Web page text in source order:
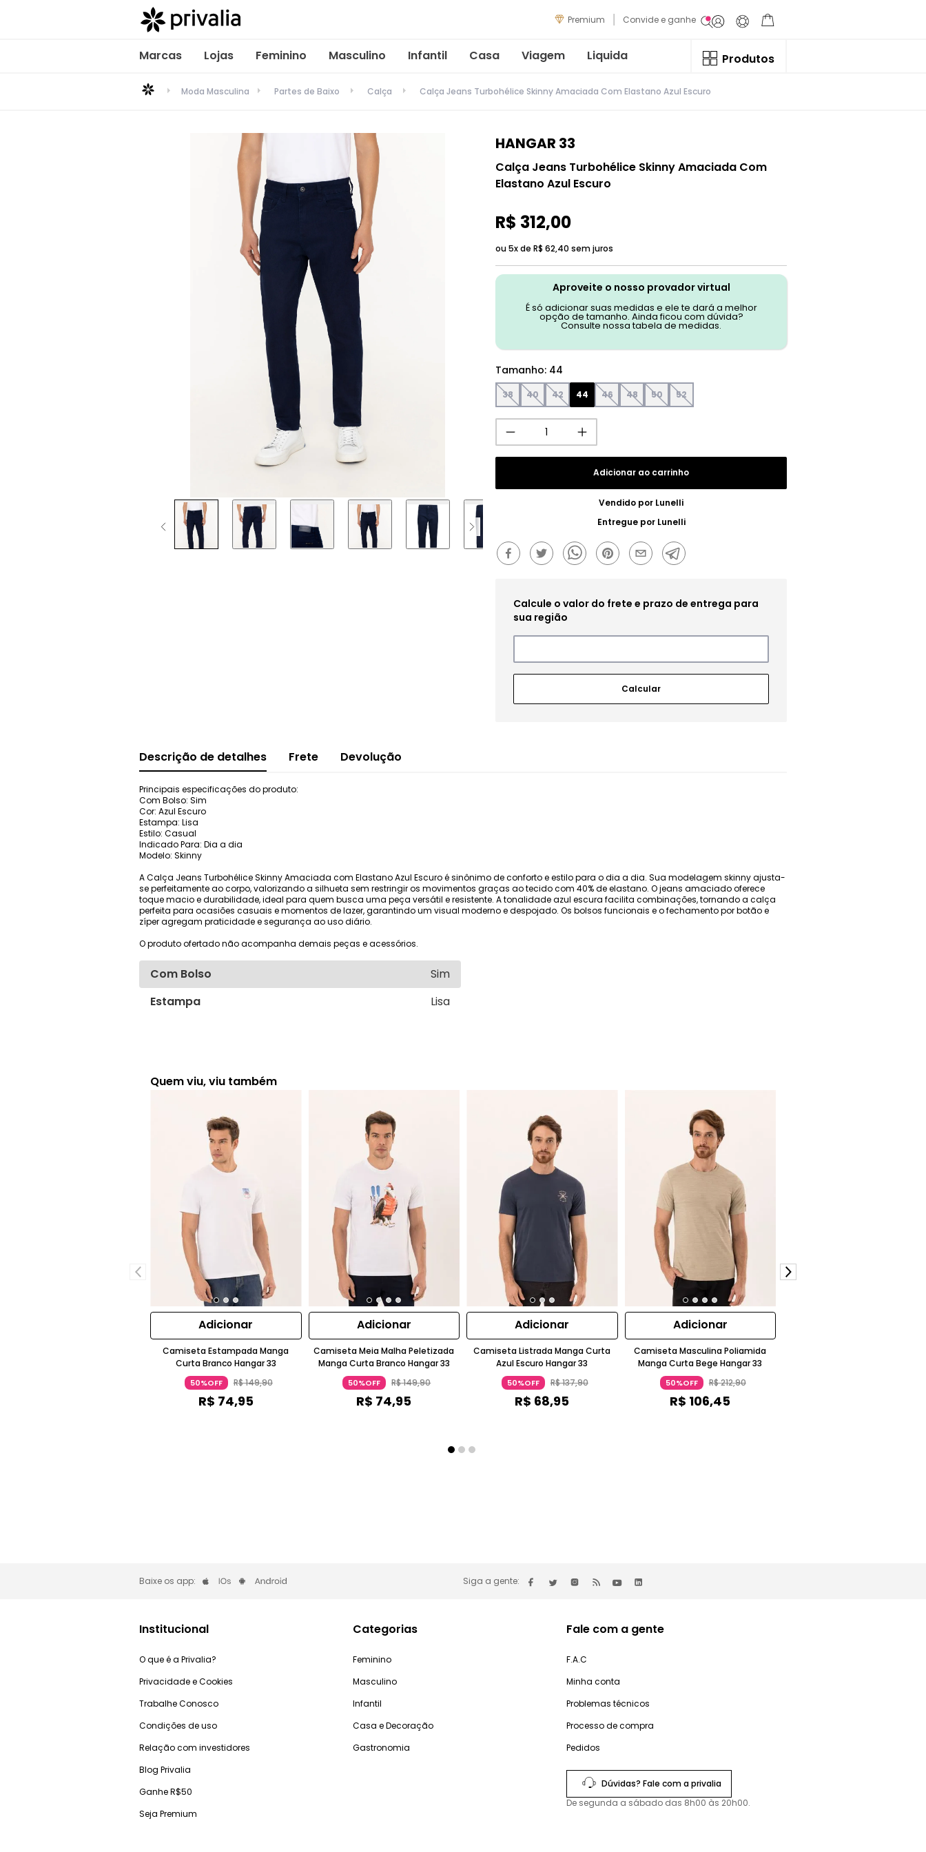
Premium Convide e ganhe
Marcas Lojas Feminino Masculino Infantil Casa Viagem Liquida Produtos
Moda Masculina Partes de Baixo Calça Calça Jeans Turbohélice Skinny Amaciada Com Elastano Azul Escuro
HANGAR 33
Calça Jeans Turbohélice Skinny Amaciada Com
Elastano Azul Escuro
R$ 312,00
ou 5x de R$ 62,40 sem juros
Aproveite o nosso provador virtual
É só adicionar suas medidas e ele te dará a melhor
opção de tamanho. Ainda ficou com dúvida?
Consulte nossa tabela de medidas.
Tamanho: 44
38 40 42 44 46 48 50 52
Adicionar ao carrinho
Vendido por Lunelli
Entregue por Lunelli
Descrição de detalhes Frete Devolução
Principais especificações do produto:
Com Bolso: Sim
Cor: Azul Escuro
Estampa: Lisa
Estilo: Casual
Indicado Para: Dia a dia
Modelo: Skinny
A Calça Jeans Turbohélice Skinny Amaciada com Elastano Azul Escuro é sinônimo de conforto e estilo para o dia a dia. Sua modelagem skinny ajusta-
se perfeitamente ao corpo, valorizando a silhueta sem restringir os movimentos graças ao tecido com 40% de elastano. O jeans amaciado oferece
toque macio e durabilidade, ideal para quem busca uma peça versátil e resistente. A tonalidade azul escura facilita combinações, tornando a calça
perfeita para ocasiões casuais e momentos de lazer, garantindo um visual moderno e despojado. Os bolsos funcionais e o fechamento por botão e
zíper agregam praticidade e segurança ao uso diário.
O produto ofertado não acompanha demais peças e acessórios.
Com Bolso
Sim
Estampa
Lisa
Quem viu, viu também
Adicionar
Camiseta Estampada Manga
Curta Branco Hangar 33
50%OFF R$149,90
R$ 74,95
Adicionar
Camiseta Meia Malha Peletizada
Manga Curta Branco Hangar 33
50%OFF R$149,90
R$ 74,95
Adicionar
Camiseta Listrada Manga Curta
Azul Escuro Hangar 33
50%OFF R$137,90
R$ 68,95
Adicionar
Camiseta Masculina Poliamida
Manga Curta Bege Hangar 33
50%OFF R$212,90
R$ 106,45
Baixe os app: Siga a gente:
Institucional
O que é a Privalia?
Privacidade e Cookies
Trabalhe Conosco
Condições de uso
Relação com investidores
Blog Privalia
Ganhe R$50
Seja Premium
Categorias
Feminino
Masculino
Infantil
Casa e Decoração
Gastronomia
Fale com a gente
F.A.C
Minha conta
Problemas técnicos
Processo de compra
Pedidos
Dúvidas? Fale com a privalia
De segunda a sábado das 8h00 às 20h00.